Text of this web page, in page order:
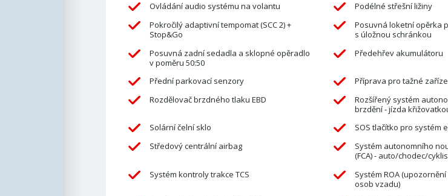
Ovládání audio systému na volantu
Podélné střešní ližiny
Pokročilý adaptivní tempomat (SCC 2) +
Stop&Go
Posuvná loketní opěrka
s úložnou schránkou
Posuvná zadní sedadla a sklopné opěradlo
v poměru 50:50
Předehřev akumulátoru
Přední parkovací senzory
Příprava pro tažné
Rozdělovač brzdného tlaku EBD
Rozšířený systém
brzdění - jízda křižovatkou
Solární čelní sklo
SOS tlačítko pro systém
Středový centrální airbag
Systém autonomního
(FCA) - auto/chodec/
Systém kontroly trakce TCS
Systém ROA
osob vzadu)